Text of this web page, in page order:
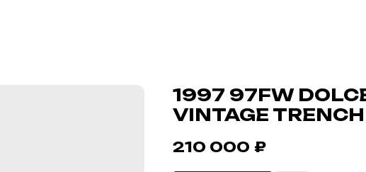
1997 97FW
VINTAGE
210 000 ₽